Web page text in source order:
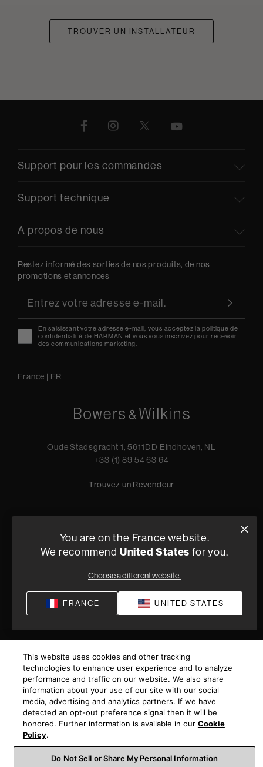
TROUVER UN INSTALLATEUR
Support pour les commandes
Support technique
A propos de nous
Restez informé des sorties de nos produits, de nos
promotions et annonces
En saisissant votre adresse e-mail, vous acceptez la politique de
confidentialité de HARMAN et vous vous inscrivez pour recevoir
des communications marketing.
France | FR
Oude Stadsgracht 1, 5611DD Eindhoven, NL
+33 (1) 89 54 63 64
Trouvez un Revendeur
Politique de confidentialitéConditions de venteCompliance
Termes et Conditions de Fourniture
Harman International Industries, Incorporated. All
You are on the France website.
We recommend United States for you.
Choose a different website.
FRANCE UNITED STATES
This website uses cookies and other tracking
technologies to enhance user experience and to analyze
performance and traffic on our website. We also share
information about your use of our site with our social
media, advertising and analytics partners. If we have
detected an opt-out preference signal then it will be
honored. Further information is available in our Cookie
Policy.
Do Not Sell or Share My Personal Information